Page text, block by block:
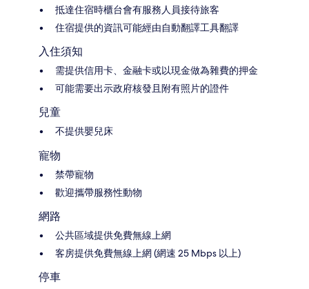
抵達住宿時櫃台會有服務人員接待旅客
住宿提供的資訊可能經由自動翻譯工具翻譯
入住須知
需提供信用卡、金融卡或以現金做為雜費的押金
可能需要出示政府核發且附有照片的證件
兒童
不提供嬰兒床
寵物
禁帶寵物
歡迎攜帶服務性動物
網路
公共區域提供免費無線上網
客房提供免費無線上網 (網速 25 Mbps 以上)
停車